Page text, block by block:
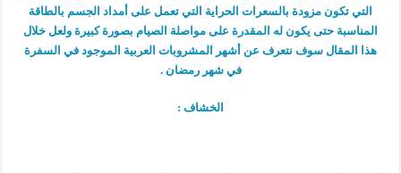
التي تكون مزودة بالسعرات الحراية التي تعمل على أمداد الجسم بالطاقة
المناسبة حتى يكون له المقدرة على مواصلة الصيام بصورة كبيرة ولعل خلال
هذا المقال سوف نتعرف عن أشهر المشروبات العربية الموجود في السفرة
في شهر رمضان .
الخشاف :